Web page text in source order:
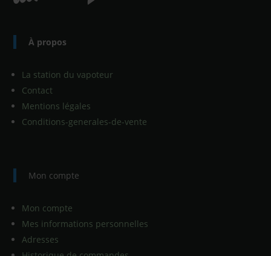
À propos
La station du vapoteur
Contact
Mentions légales
Conditions-generales-de-vente
Mon compte
Mon compte
Mes informations personnelles
Adresses